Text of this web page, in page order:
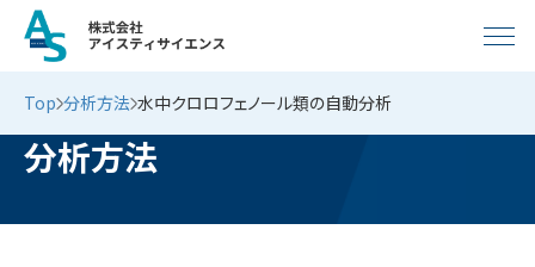
Top 分析方法 水中クロロフェノール類の自動分析
分析方法